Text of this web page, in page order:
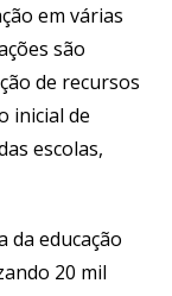
em várias
são
de recursos
inicial de
escolas,
da educação
20 mil